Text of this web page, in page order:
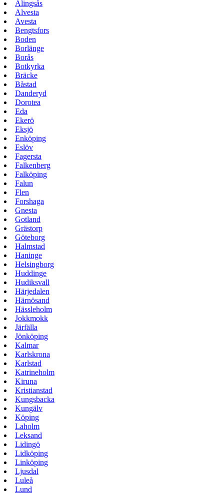
Alingsås
Alvesta
Avesta
Bengtsfors
Boden
Borlänge
Borås
Botkyrka
Bräcke
Båstad
Danderyd
Dorotea
Eda
Ekerö
Eksjö
Enköping
Eslöv
Fagersta
Falkenberg
Falköping
Falun
Flen
Forshaga
Gnesta
Gotland
Grästorp
Göteborg
Halmstad
Haninge
Helsingborg
Huddinge
Hudiksvall
Härjedalen
Härnösand
Hässleholm
Jokkmokk
Järfälla
Jönköping
Kalmar
Karlskrona
Karlstad
Katrineholm
Kiruna
Kristianstad
Kungsbacka
Kungälv
Köping
Laholm
Leksand
Lidingö
Lidköping
Linköping
Ljusdal
Luleå
Lund